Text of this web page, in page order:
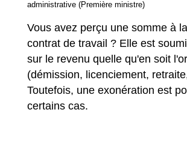
administrative (Première ministre)
Vous avez perçu une somme à
contrat de travail ? Elle est
sur le revenu quelle qu'en soit
(démission, licenciement,
Toutefois, une exonération est
certains cas.